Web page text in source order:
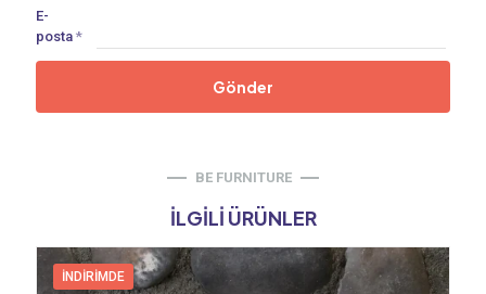
E-
posta *
BE FURNITURE
İLGILI ÜRÜNLER
İNDIRIMDE